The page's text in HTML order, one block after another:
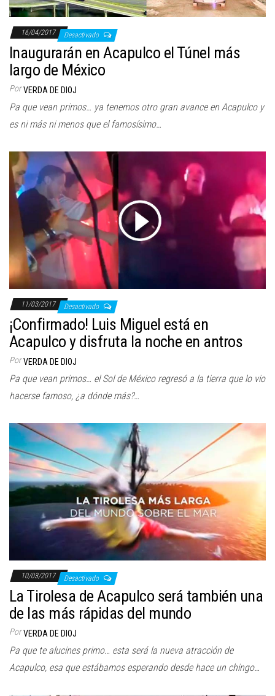
16/04/2017 Desactivado
Inaugurarán en Acapulco el Túnel más
largo de México
Por VERDA DE DIOJ
Pa que vean primos… ya tenemos otro gran avance en Acapulco y
es ni más ni menos que el famosísimo…
11/03/2017 Desactivado
¡Confirmado! Luis Miguel está en
Acapulco y disfruta la noche en antros
Por VERDA DE DIOJ
Pa que vean primos… el Sol de México regresó a la tierra que lo vio
hacerse famoso, ¿a dónde más?…
10/03/2017 Desactivado
La Tirolesa de Acapulco será también una
de las más rápidas del mundo
Por VERDA DE DIOJ
Pa que te alucines primo… esta será la nueva atracción de
Acapulco, esa que estábamos esperando desde hace un chingo…